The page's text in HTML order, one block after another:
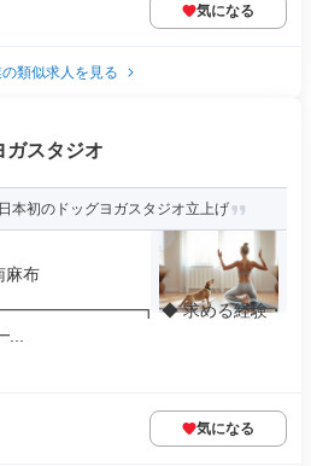
気になる
類似求人を見る
ガスタジオ
本初のドッグヨガスタジオ立上げ
麻布
◆ 求める経験・
気になる